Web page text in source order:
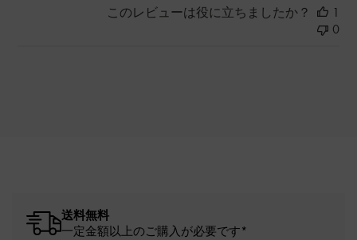
このレビューは役に立ちましたか？
1
0
送料無料
一定金額以上のご購入が必要です*